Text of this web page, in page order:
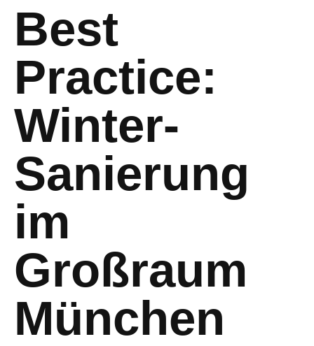
Best
Practice:
Winter-
Sanierung
im
Großraum
München